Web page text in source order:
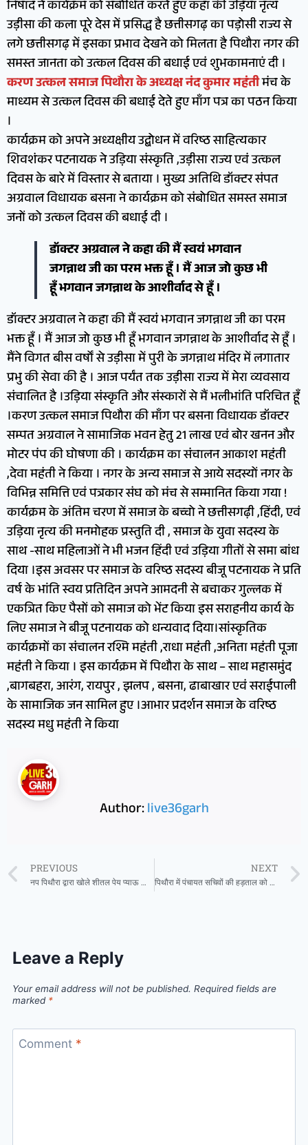
निषाद ने कार्यक्रम को संबोधित करते हुए कहा की उड़िया नृत्य
उड़ीसा की कला पूरे देस में प्रसिद्ध है छत्तीसगढ़ का पड़ोसी राज्य से
लगे छत्तीसगढ़ में इसका प्रभाव देखने को मिलता है पिथौरा नगर की
समस्त जानता को उत्कल दिवस की बधाई एवं शुभकामनाएं दी ।
करण उत्कल समाज पिथौरा के अध्यक्ष नंद कुमार महंतीमंच के
माध्यम से उत्कल दिवस की बधाई देते हुए माँग पत्र का पठन किया
।
कार्यक्रम को अपने अध्यक्षीय उद्बोधन में वरिष्ठ साहित्यकार
शिवशंकर पटनायक ने उड़िया संस्कृति ,उड़ीसा राज्य एवं उत्कल
दिवस के बारे में विस्तार से बताया । मुख्य अतिथि डॉक्टर संपत
अग्रवाल विधायक बसना ने कार्यक्रम को संबोधित समस्त समाज
जनों को उत्कल दिवस की बधाई दी ।
डॉक्टर अग्रवाल ने कहा की मैं स्वयं भगवान
जगन्नाथ जी का परम भक्त हूँ । मैं आज जो कुछ भी
हूँ भगवान जगन्नाथ के आशीर्वाद से हूँ ।
डॉक्टर अग्रवाल ने कहा की मैं स्वयं भगवान जगन्नाथ जी का परम
भक्त हूँ । मैं आज जो कुछ भी हूँ भगवान जगन्नाथ के आशीर्वाद से हूँ ।
मैंने विगत बीस वर्षों से उड़ीसा में पुरी के जगन्नाथ मंदिर में लगातार
प्रभु की सेवा की है । आज पर्यंत तक उड़ीसा राज्य में मेरा व्यवसाय
संचालित है ।उड़िया संस्कृति और संस्कारों से मैं भलीभांति परिचित हूँ
।करण उत्कल समाज पिथौरा की माँग पर बसना विधायक डॉक्टर
सम्पत अग्रवाल ने सामाजिक भवन हेतु 21 लाख एवं बोर खनन और
मोटर पंप की घोषणा की । कार्यक्रम का संचालन आकाश महंती
,देवा महंती ने किया । नगर के अन्य समाज से आये सदस्यों नगर के
विभिन्न समित्ति एवं पत्रकार संघ को मंच से सम्मानित किया गया !
कार्यक्रम के अंतिम चरण में समाज के बच्चो ने छत्तीसगढ़ी ,हिंदी, एवं
उड़िया नृत्य की मनमोहक प्रस्तुति दी , समाज के युवा सदस्य के
साथ -साथ महिलाओं ने भी भजन हिंदी एवं उड़िया गीतों से समा बांध
दिया ।इस अवसर पर समाज के वरिष्ठ सदस्य बीजू पटनायक ने प्रति
वर्ष के भांति स्वय प्रतिदिन अपने आमदनी से बचाकर गुल्लक में
एकत्रित किए पैसों को समाज को भेंट किया इस सराहनीय कार्य के
लिए समाज ने बीजू पटनायक को धन्यवाद दिया।सांस्कृतिक
कार्यक्रमों का संचालन रश्मि महंती ,राधा महंती ,अनिता महंती पूजा
महंती ने किया । इस कार्यक्रम में पिथौरा के साथ – साथ महासमुंद
,बागबहरा, आरंग, रायपुर , झलप , बसना, ढाबाखार एवं सराईपाली
के सामाजिक जन सामिल हुए ।आभार प्रदर्शन समाज के वरिष्ठ
सदस्य मधु महंती ने किया
Author:live36garh
PREVIOUS
नप पिथौरा द्वारा खोले शीतल पेय प्याऊ का शुभारंभ बसना विधायक सम्पत अग्रवाल ने किया
NEXT
पिथौरा में पंचायत सचिवों की हड़ताल को अब फेडरेशन का भी समर्थन
Leave a Reply
Your email address will not be published. Required fields are
marked *
Comment *